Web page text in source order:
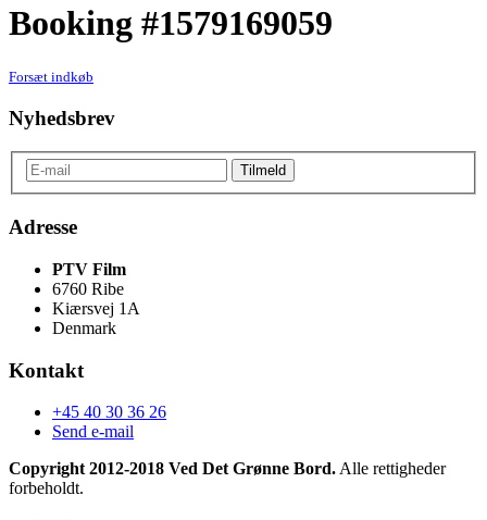
Booking #1579169059
Forsæt indkøb
Nyhedsbrev
Adresse
PTV Film
6760 Ribe
Kiærsvej 1A
Denmark
Kontakt
+45 40 30 36 26
Send e-mail
Copyright 2012-2018 Ved Det Grønne Bord. Alle rettigheder
forbeholdt.